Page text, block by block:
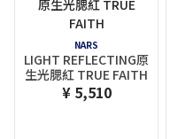
NARS
LIGHT REFLECTING原
生光腮紅 TRUE FAITH
¥ 5,510